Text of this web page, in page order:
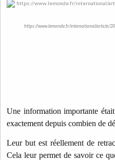
https://www.lemonde.fr/international/article/
Une information importante
exactement depuis combien de
Leur but est réellement de
Cela leur permet de savoir ce